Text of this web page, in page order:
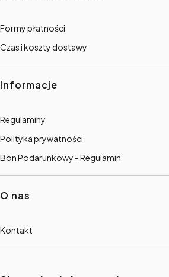
Formy płatności
Czas i koszty dostawy
Informacje
Regulaminy
Polityka prywatności
Bon Podarunkowy - Regulamin
O nas
Kontakt